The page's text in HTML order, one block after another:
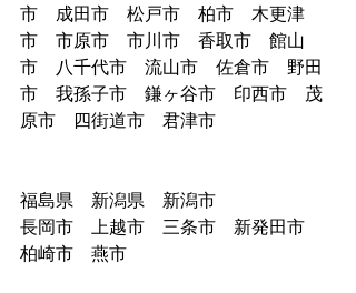
市　成田市　松戸市　柏市　木更津
市　市原市　市川市　香取市　館山
市　八千代市　流山市　佐倉市　野田
市　我孫子市　鎌ヶ谷市　印西市　茂
原市　四街道市　君津市
福島県　新潟県　新潟市
長岡市　上越市　三条市　新発田市
柏崎市　燕市